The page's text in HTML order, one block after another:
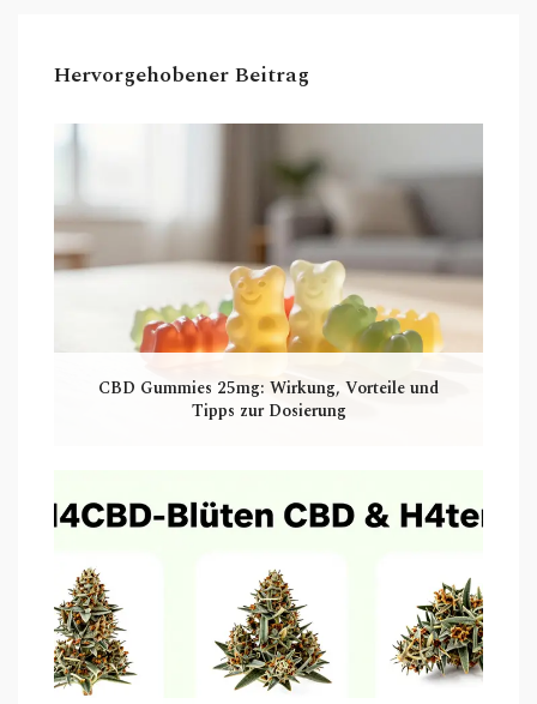
Hervorgehobener Beitrag
CBD Gummies 25mg: Wirkung, Vorteile und
Tipps zur Dosierung